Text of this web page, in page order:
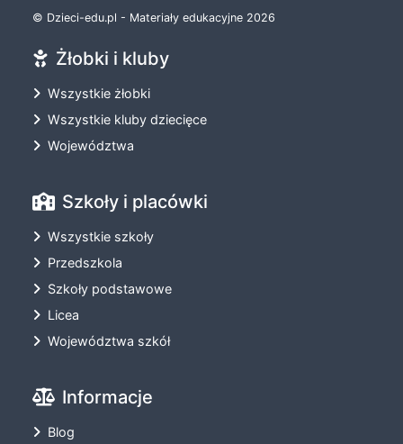
© Dzieci-edu.pl - Materiały edukacyjne 2026
Żłobki i kluby
Wszystkie żłobki
Wszystkie kluby dziecięce
Województwa
Szkoły i placówki
Wszystkie szkoły
Przedszkola
Szkoły podstawowe
Licea
Województwa szkół
Informacje
Blog